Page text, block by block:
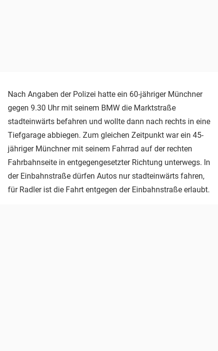
Nach Angaben der Polizei hatte ein 60-jähriger Münchner
gegen 9.30 Uhr mit seinem BMW die Marktstraße
stadteinwärts befahren und wollte dann nach rechts in eine
Tiefgarage abbiegen. Zum gleichen Zeitpunkt war ein 45-
jähriger Münchner mit seinem Fahrrad auf der rechten
Fahrbahnseite in entgegengesetzter Richtung unterwegs. In
der Einbahnstraße dürfen Autos nur stadteinwärts fahren,
für Radler ist die Fahrt entgegen der Einbahnstraße erlaubt.